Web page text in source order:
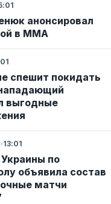
анонсировал
в ММА
спешит покидать
выгодные
·13:01
по
объявила состав
матчи